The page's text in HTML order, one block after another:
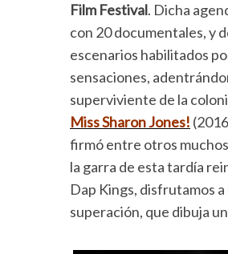
Film Festival. Dicha
con 20 documentales, y
escenarios habilitados
sensaciones,
superviviente de la
Miss Sharon Jones!
firmó entre otros muchos
la garra de esta tardía
Dap Kings, disfrutamos
superación, que dibuja